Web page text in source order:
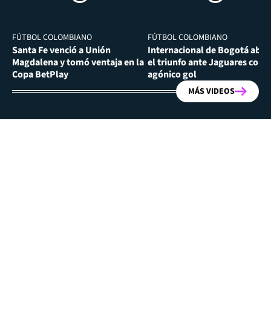
FÚTBOL COLOMBIANO
Santa Fe venció a Unión
Magdalena y tomó ventaja en la
Copa BetPlay
FÚTBOL COLOMBIANO
Internacional de Bogotá
el triunfo ante Jaguares con
agónico gol
MÁS VIDEOS